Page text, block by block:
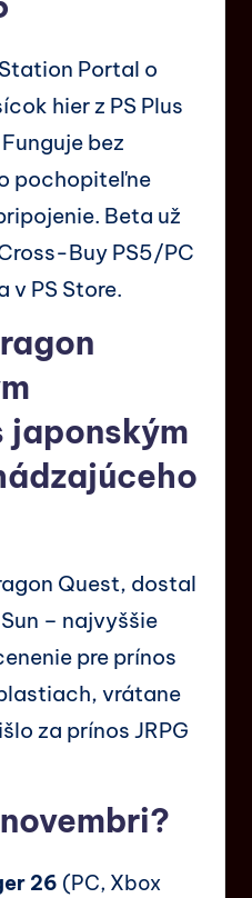
Portal o
hier z PS Plus
bez
pochopiteľne
Beta už
Buy PS5/PC
v PS Store.
japonským
Quest, dostal
– najvyššie
pre prínos
vrátane
za prínos JRPG
26 (PC, Xbox